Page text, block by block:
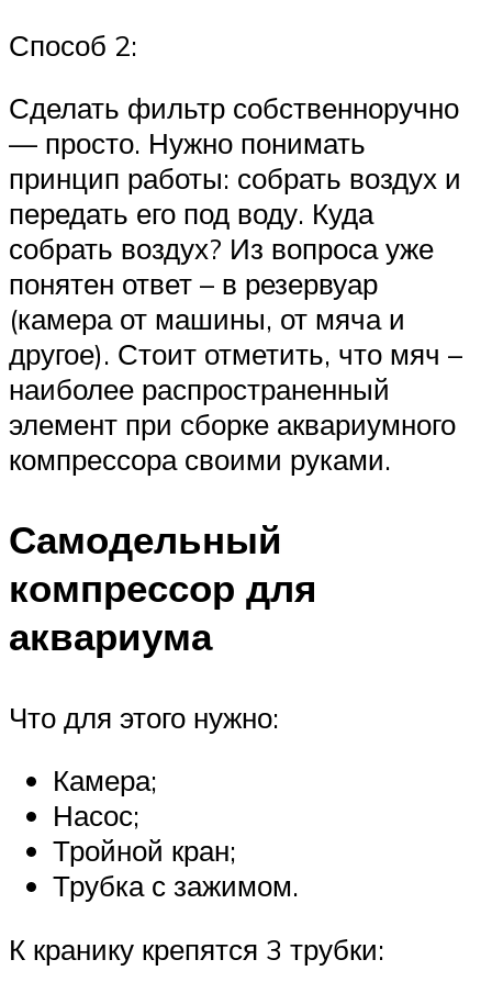
Способ 2:
Сделать фильтр собственноручно
— просто. Нужно понимать
принцип работы: собрать воздух и
передать его под воду. Куда
собрать воздух? Из вопроса уже
понятен ответ – в резервуар
(камера от машины, от мяча и
другое). Стоит отметить, что мяч –
наиболее распространенный
элемент при сборке аквариумного
компрессора своими руками.
Самодельный
компрессор для
аквариума
Что для этого нужно:
Камера;
Насос;
Тройной кран;
Трубка с зажимом.
К кранику крепятся 3 трубки: